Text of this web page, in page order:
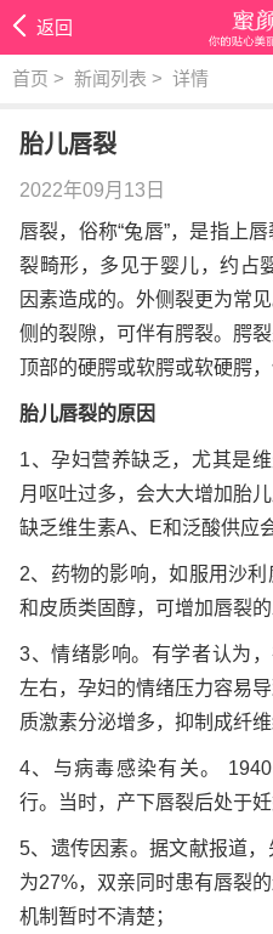
返回
首页 > 新闻列表 > 详情
胎儿唇裂
2022年09月13日
唇裂，俗称“兔唇”，是指上
裂畸形，多见于婴儿，约占
因素造成的。外侧裂更为常
侧的裂隙，可伴有腭裂。腭
顶部的硬腭或软腭或软硬腭，
胎儿唇裂的原因
1、孕妇营养缺乏，尤其是
月呕吐过多，会大大增加胎
缺乏维生素A、E和泛酸供应
2、药物的影响，如服用沙
和皮质类固醇，可增加唇裂的
3、情绪影响。有学者认为
左右，孕妇的情绪压力容易
质激素分泌增多，抑制成纤维
4、与病毒感染有关。
行。当时，产下唇裂后处于
5、遗传因素。据文献报道
为27%，双亲同时患有唇裂
机制暂时不清楚；